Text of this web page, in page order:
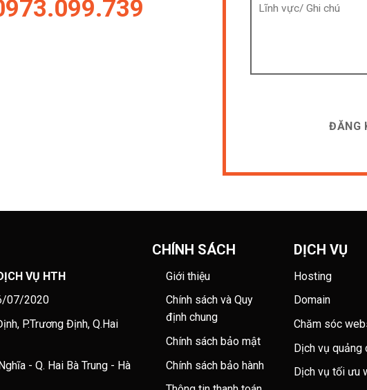
VỤ HTH
07/2020
P.Trương Định, Q.Hai
- Q. Hai Bà Trung - Hà
CHÍNH SÁCH
Giới thiệu
Chính sách và Quy
định chung
Chính sách bảo mật
Chính sách bảo hành
DỊCH VỤ
Hosting
Domain
Chăm sóc
Dịch vụ quảng
Dịch vụ tối ưu